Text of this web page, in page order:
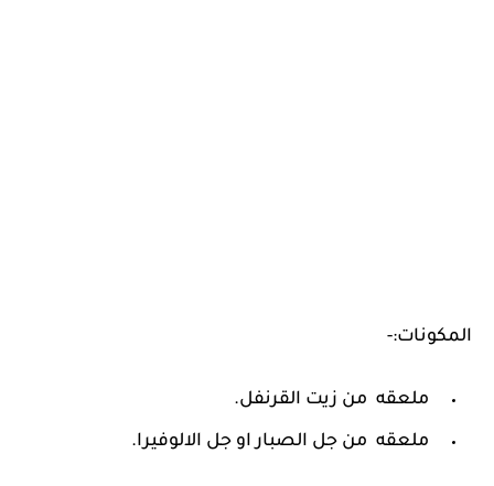
المكونات:-
ملعقه من زيت القرنفل.
ملعقه من جل الصبار او جل الالوفيرا.